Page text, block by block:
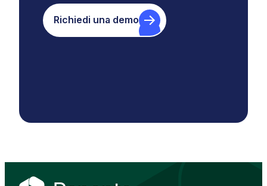
Richiedi una demo